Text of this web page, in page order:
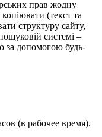
прав жодну
(текст та
структуру сайту,
системі –
за допомогою будь-
(в рабочее время).